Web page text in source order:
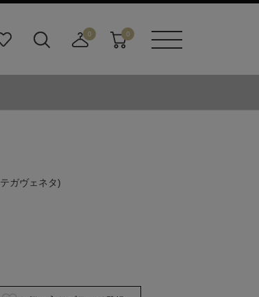
ダ
0
寄
0
ガヴェネタ)